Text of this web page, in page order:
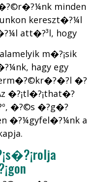
minden
kereszt�?¼l
att�?³l, hogy
m�?¡sik
hagy egy
�?
�?¡tl�?¡that�?
�?©s �?­g�?
�?¼gyfel�?¼nk a